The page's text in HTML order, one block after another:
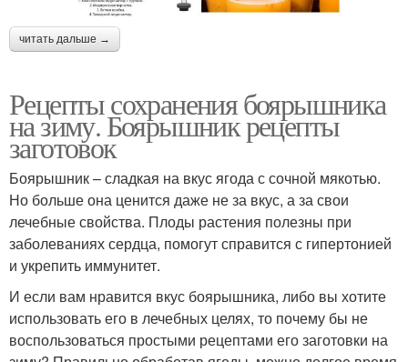
читать дальше →
Рецепты сохранения боярышника
на зиму. Боярышник рецепты
заготовок
Боярышник – сладкая на вкус ягода с сочной мякотью.
Но больше она ценится даже не за вкус, а за свои
лечебные свойства. Плоды растения полезны при
заболеваниях сердца, помогут справится с гипертонией
и укрепить иммунитет.
И если вам нравится вкус боярышника, либо вы хотите
использовать его в лечебных целях, то почему бы не
воспользоваться простыми рецептами его заготовки на